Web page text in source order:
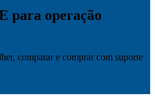
para operação
comparar e comprar com suporte